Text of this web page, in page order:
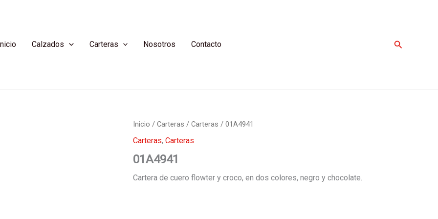
Calzados Carteras Nosotros Contacto Buscar
Inicio / Carteras / Carteras / 01A4941
Carteras, Carteras
01A4941
Cartera de cuero flowter y croco, en dos colores, negro y chocolate.